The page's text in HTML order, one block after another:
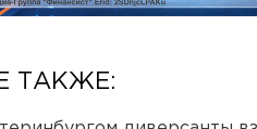
ТАКЖЕ: